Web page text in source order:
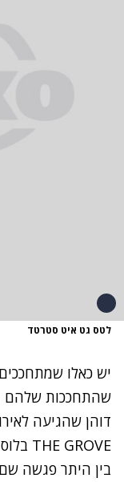
לטס גט איט סטרטד
יש כאלו
שהתחככות שלהם
דוהן שהגיעה
THE GROVE בלוס אנג'לס בסוף השבוע האחרון.
בין היתר פגשה שם